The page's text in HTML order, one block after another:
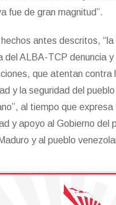
fue de gran magnitud”.
antes descritos,
del ALBA-TCP denuncia y
que atentan contra
y la seguridad del pueblo
al tiempo que expresa
y apoyo al Gobierno del
y al pueblo